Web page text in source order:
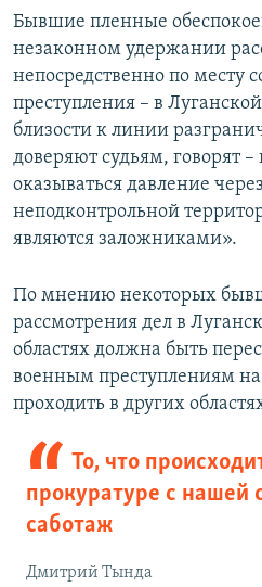
Бывшие пленные
незаконном удержании
непосредственно по месту
преступления – в
близости к линии
доверяют судьям, говорят
оказываться давление
неподконтрольной
являются заложниками».
По мнению некоторых
рассмотрения дел в
областях должна быть
военным преступлениям
проходить в других
То, что
прокуратуре с нашей
саботаж
Дмитрий Тында